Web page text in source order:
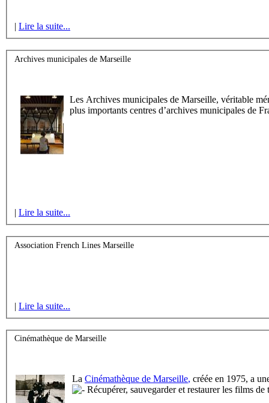
Lire la suite...
Archives municipales de Marseille
Les Archives municipales de Marseille, véritable
plus importants centres d’archives municipales de
| Lire la suite...
Association French Lines Marseille
| Lire la suite...
Cinémathèque de Marseille
La Cinémathèque de Marseille, créée en 1975, a
Récupérer, sauvegarder et restaurer les films